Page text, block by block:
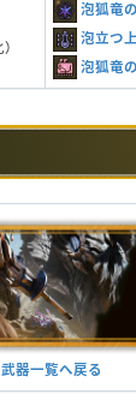
泡狐竜
泡立つ
泡狐竜
器一覧へ戻る